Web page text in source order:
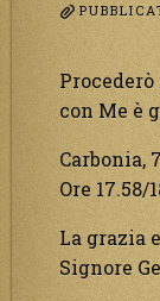
con Me è
Carbonia,
Ore 17.58/
La grazia
Signore